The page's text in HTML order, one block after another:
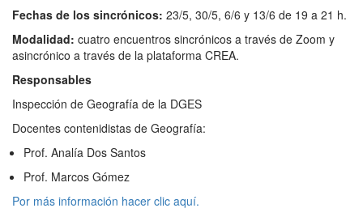
Fechas de los sincrónicos: 23/5, 30/5, 6/6 y 13/6 de 19 a 21 h.
Modalidad: cuatro encuentros sincrónicos a través de Zoom y
asincrónico a través de la plataforma CREA.
Responsables
Inspección de Geografía de la DGES
Docentes contenidistas de Geografía:
Prof. Analía Dos Santos
Prof. Marcos Gómez
Por más información hacer clic aquí.